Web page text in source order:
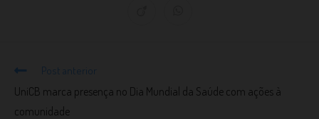
Post anterior
UniCB marca presença no Dia Mundial da Saúde com ações à
comunidade